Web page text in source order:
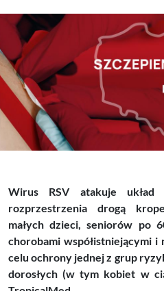
Wirus RSV atakuje
rozprzestrzenia drogą
małych dzieci, seniorów po
chorobami współistniejącymi
celu ochrony jednej z grup
dorosłych (w tym kobiet w